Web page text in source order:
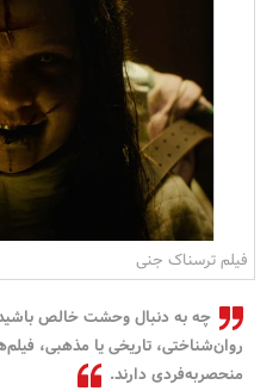
فیلم ترسناک جنی
چه به دنبال وحشت خالص
روان‌شناختی، تاریخی یا مذهبی،
منحصربه‌فردی دارند.